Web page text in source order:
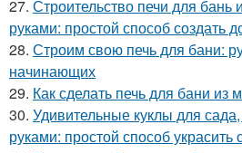
27. Строительство печи для бань
руками: простой способ
28. Строим свою печь для бани:
начинающих
29. Как сделать печь для бани из
30. Удивительные куклы для
руками: простой способ украсить